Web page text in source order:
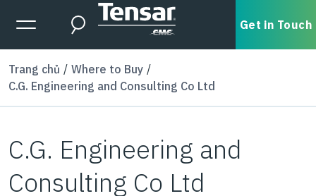
Skip to main content
Expanded Menu Toggle
Search Get in Touch
Trang chủ
Where to Buy
C.G. Engineering and Consulting Co Ltd
C.G. Engineering and
Consulting Co Ltd